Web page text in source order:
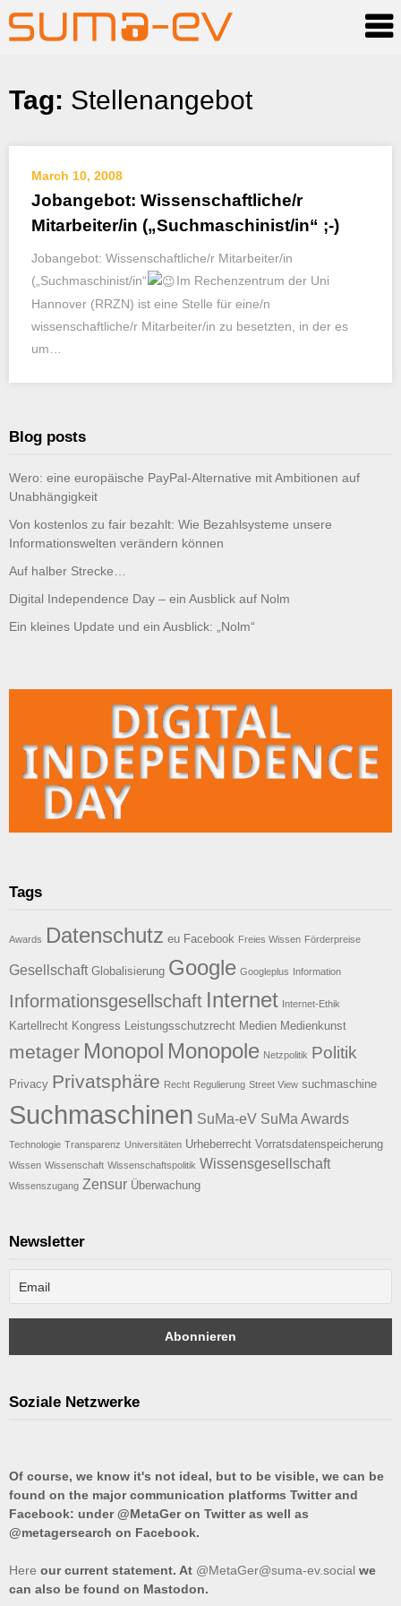
Skip
Tag: Stellenangebot
March 10, 2008
Jobangebot: Wissenschaftliche/r
Mitarbeiter/in („Suchmaschinist/in“ ;-)
Jobangebot: Wissenschaftliche/r Mitarbeiter/in
(„Suchmaschinist/in“
Im Rechenzentrum der Uni
Hannover (RRZN) ist eine Stelle für eine/n
wissenschaftliche/r Mitarbeiter/in zu besetzten, in der es
um…
Blog posts
Wero: eine europäische PayPal-Alternative mit Ambitionen auf
Unabhängigkeit
Von kostenlos zu fair bezahlt: Wie Bezahlsysteme unsere
Informationswelten verändern können
Auf halber Strecke…
Digital Independence Day – ein Ausblick auf Nolm
Ein kleines Update und ein Ausblick: „Nolm“
Tags
Awards Datenschutz eu Facebook Freies Wissen Förderpreise
Gesellschaft Globalisierung Google Googleplus Information
Informationsgesellschaft Internet Internet-Ethik
Kartellrecht Kongress Leistungsschutzrecht Medien Medienkunst
metager Monopol Monopole Netzpolitik Politik
Privacy Privatsphäre Recht Regulierung Street View suchmaschine
Suchmaschinen SuMa-eV SuMa Awards
Technologie Transparenz Universitäten Urheberrecht Vorratsdatenspeicherung
Wissen Wissenschaft Wissenschaftspolitik Wissensgesellschaft
Wissenszugang Zensur Überwachung
Newsletter
Soziale Netzwerke
Of course, we know it's not ideal, but to be visible, we can be
found on the major communication platforms Twitter and
Facebook: under @MetaGer on Twitter as well as
@metagersearch on Facebook.
Here our current statement. At @MetaGer@suma-ev.social we
can also be found on Mastodon.